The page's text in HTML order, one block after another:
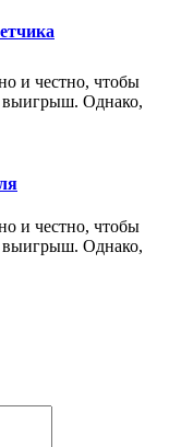
и честно, чтобы
выигрыш. Однако,
и честно, чтобы
выигрыш. Однако,